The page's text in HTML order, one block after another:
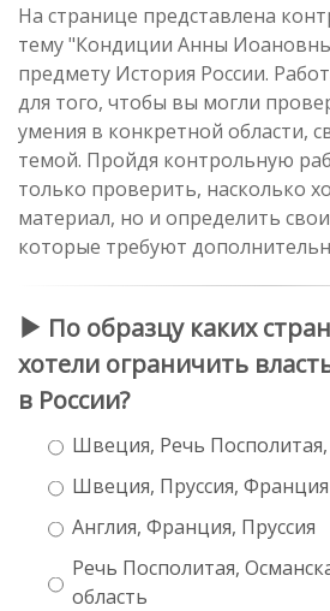
На странице представлена
тему "Кондиции Анны
предмету История России.
для того, чтобы вы могли
умения в конкретной области,
темой. Пройдя контрольную
только проверить, насколько
материал, но и определить
которые требуют
По образцу каких
хотели ограничить
в России?
Швеция, Речь Посполитая,
Швеция, Пруссия, Франция
Англия, Франция, Пруссия
Речь Посполитая,
область